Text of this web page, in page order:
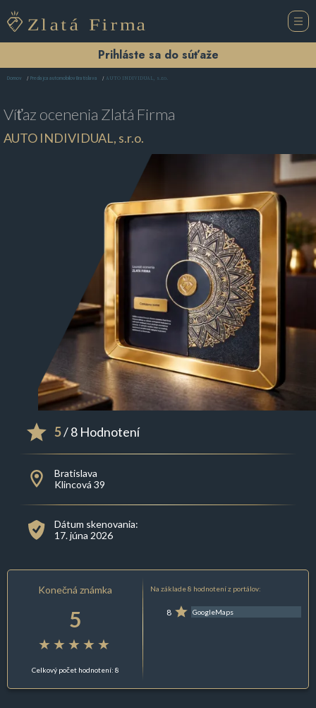
Prihláste sa do súťaže
Domov Predajca automobilov Bratislava AUTO INDIVIDUAL, s.r.o.
Víťaz ocenenia Zlatá Firma
AUTO INDIVIDUAL, s.r.o.
5/ 8 Hodnotení
Bratislava
Klincová 39
Dátum skenovania:
17. júna 2026
Konečná známka
5
Celkový počet hodnotení: 8
Na základe 8 hodnotení z portálov:
8 GoogleMaps